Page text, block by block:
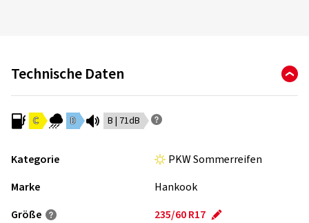
Technische Daten
C D B | 71dB
Kategorie
PKW Sommerreifen
Marke
Hankook
Größe
235/60 R17